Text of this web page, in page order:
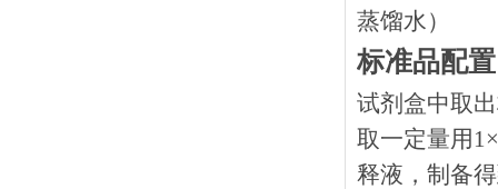
蒸馏水）
标准品配置
试剂盒中取
取一定量用
释液，制备